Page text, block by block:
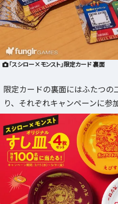
「スシロー×モンスト」限定カード 裏面
限定カードの裏面にはふたつの
り、それぞれキャンペーンに参